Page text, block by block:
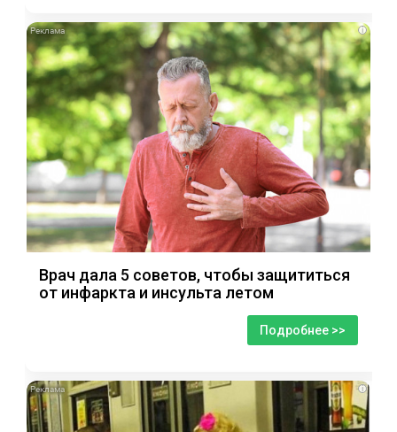
i
Врач дала 5 советов, чтобы защититься
от инфаркта и инсульта летом
Подробнее >>
i